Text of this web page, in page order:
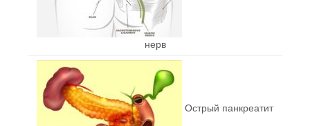
нерв
Острый панкреатит